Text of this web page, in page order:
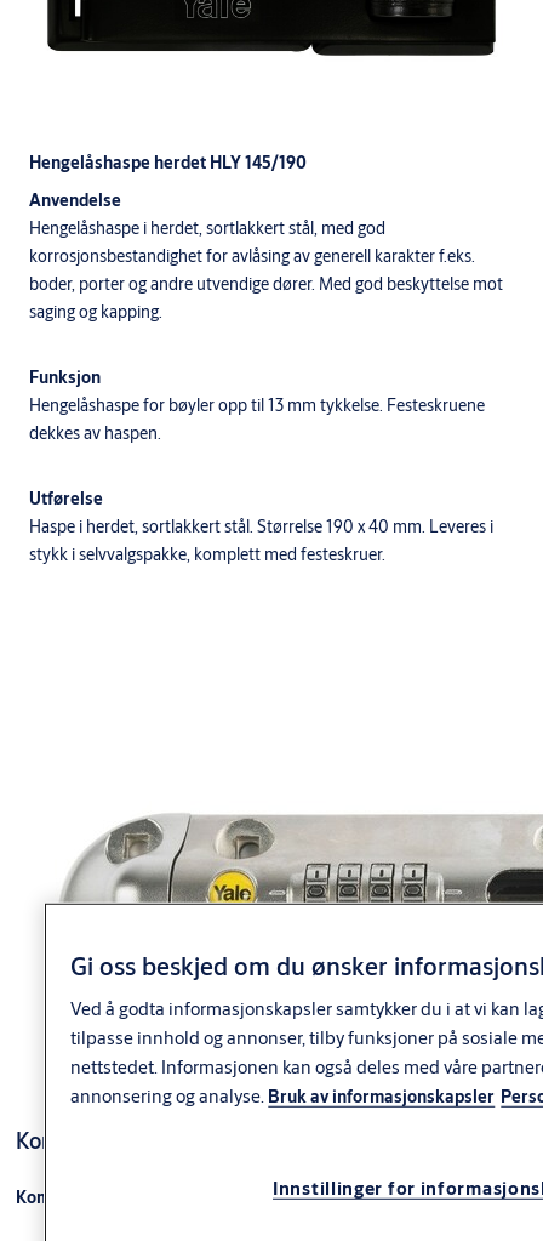
Hengelåshaspe herdet HLY 145/190
Anvendelse
Hengelåshaspe i herdet, sortlakkert stål, med god
korrosjonsbestandighet for avlåsing av generell karakter f.eks.
boder, porter og andre utvendige dører. Med god beskyttelse mot
saging og kapping.
Funksjon
Hengelåshaspe for bøyler opp til 13 mm tykkelse. Festeskruene
dekkes av haspen.
Utførelse
Haspe i herdet, sortlakkert stål. Størrelse 190 x 40 mm. Leveres i
stykk i selvvalgspakke, komplett med festeskruer.
Kombinasjonsbolt HLY600
Kombinasjonsbolt
Gi oss beskjed om du ønsker
Ved å godta informasjonskapsler samtykker du i at vi kan
tilpasse innhold og annonser, tilby funksjoner på sosiale
nettstedet. Informasjonen kan også deles med våre
annonsering og analyse. Bruk av informasjonskapsler
Innstillinger for